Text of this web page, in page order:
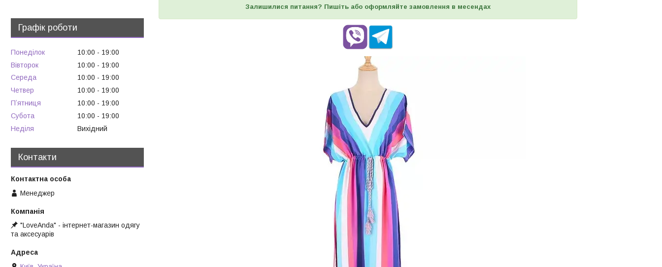
Залишилися питання? Пишіть або оформляйте замовлення в месендах
Графік роботи
Понеділок 10:00
19:00
Вівторок
10:00
19:00
Середа
10:00
19:00
Четвер
10:00
19:00
Пʼятниця
10:00
19:00
Субота
10:00
19:00
Неділя
Вихідний
Контакти
Менеджер
"LoveAnda" - інтернет-магазин одягу
та аксесуарів